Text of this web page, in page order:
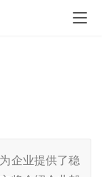
企业提供了稳